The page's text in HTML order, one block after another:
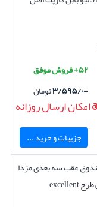
۵۲+ فروش موفق
۳/۵۹۵/۰۰۰تومان
امکان ارسال روزانه
جزییات و خرید ...
عقب سه بعدی مزدا